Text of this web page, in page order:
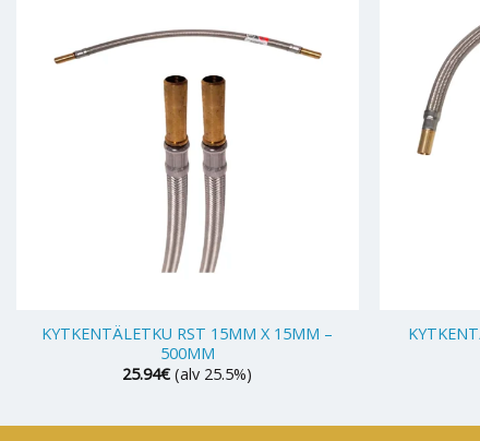
KYTKENTÄLETKU RST 15MM X 15MM –
500MM
25.94€ (alv 25.5%)